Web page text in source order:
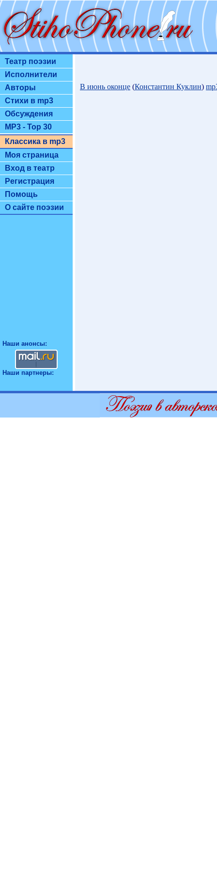
Театр поэзии
Исполнители
Авторы
Стихи в mp3
Обсуждения
MP3 - Top 30
Классика в mp3
Моя страница
Вход в театр
Регистрация
Помощь
О сайте поэзии
Наши анонсы:
Наши партнеры:
В июнь оконце (Константин Куклин)